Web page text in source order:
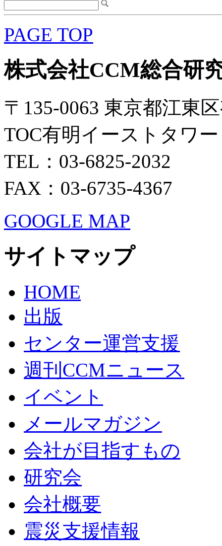
PAGE TOP
株式会社CCM総合研
〒135-0063 東京都江東
TOC有明イーストタワ
TEL：03-6825-2032
FAX：03-6735-4367
GOOGLE MAP
サイトマップ
HOME
出版
センター運営支援
週刊CCMニュース
イベント
メールマガジン
会社が目指すもの
研究会
会社概要
震災支援情報